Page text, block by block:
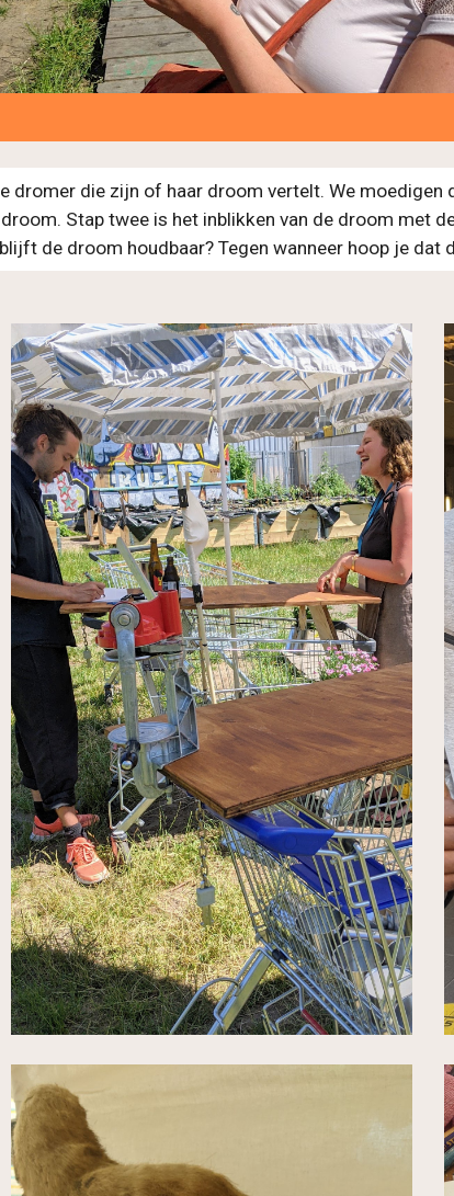
dromer die zijn of haar droom vertelt. We moedigen
Stap twee is het inblikken van de droom met
de droom houdbaar? Tegen wanneer hoop je